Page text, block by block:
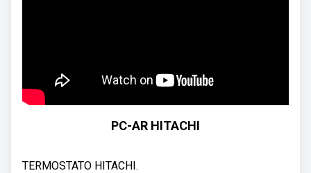
PC-AR HITACHI
TERMOSTATO HITACHI.